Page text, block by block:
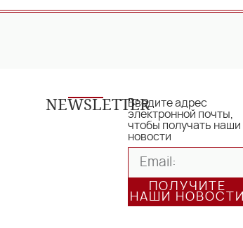
NEWSLETTERВведите адрес
электронной почты,
чтобы получать наши
новости
ПОЛУЧИТЕ
НАШИ НОВОСТИ